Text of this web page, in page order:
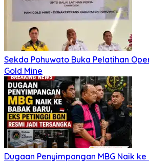
Sekda Pohuwato Buka Pelatihan
Gold Mine
Dugaan Penyimpangan MBG Naik ke